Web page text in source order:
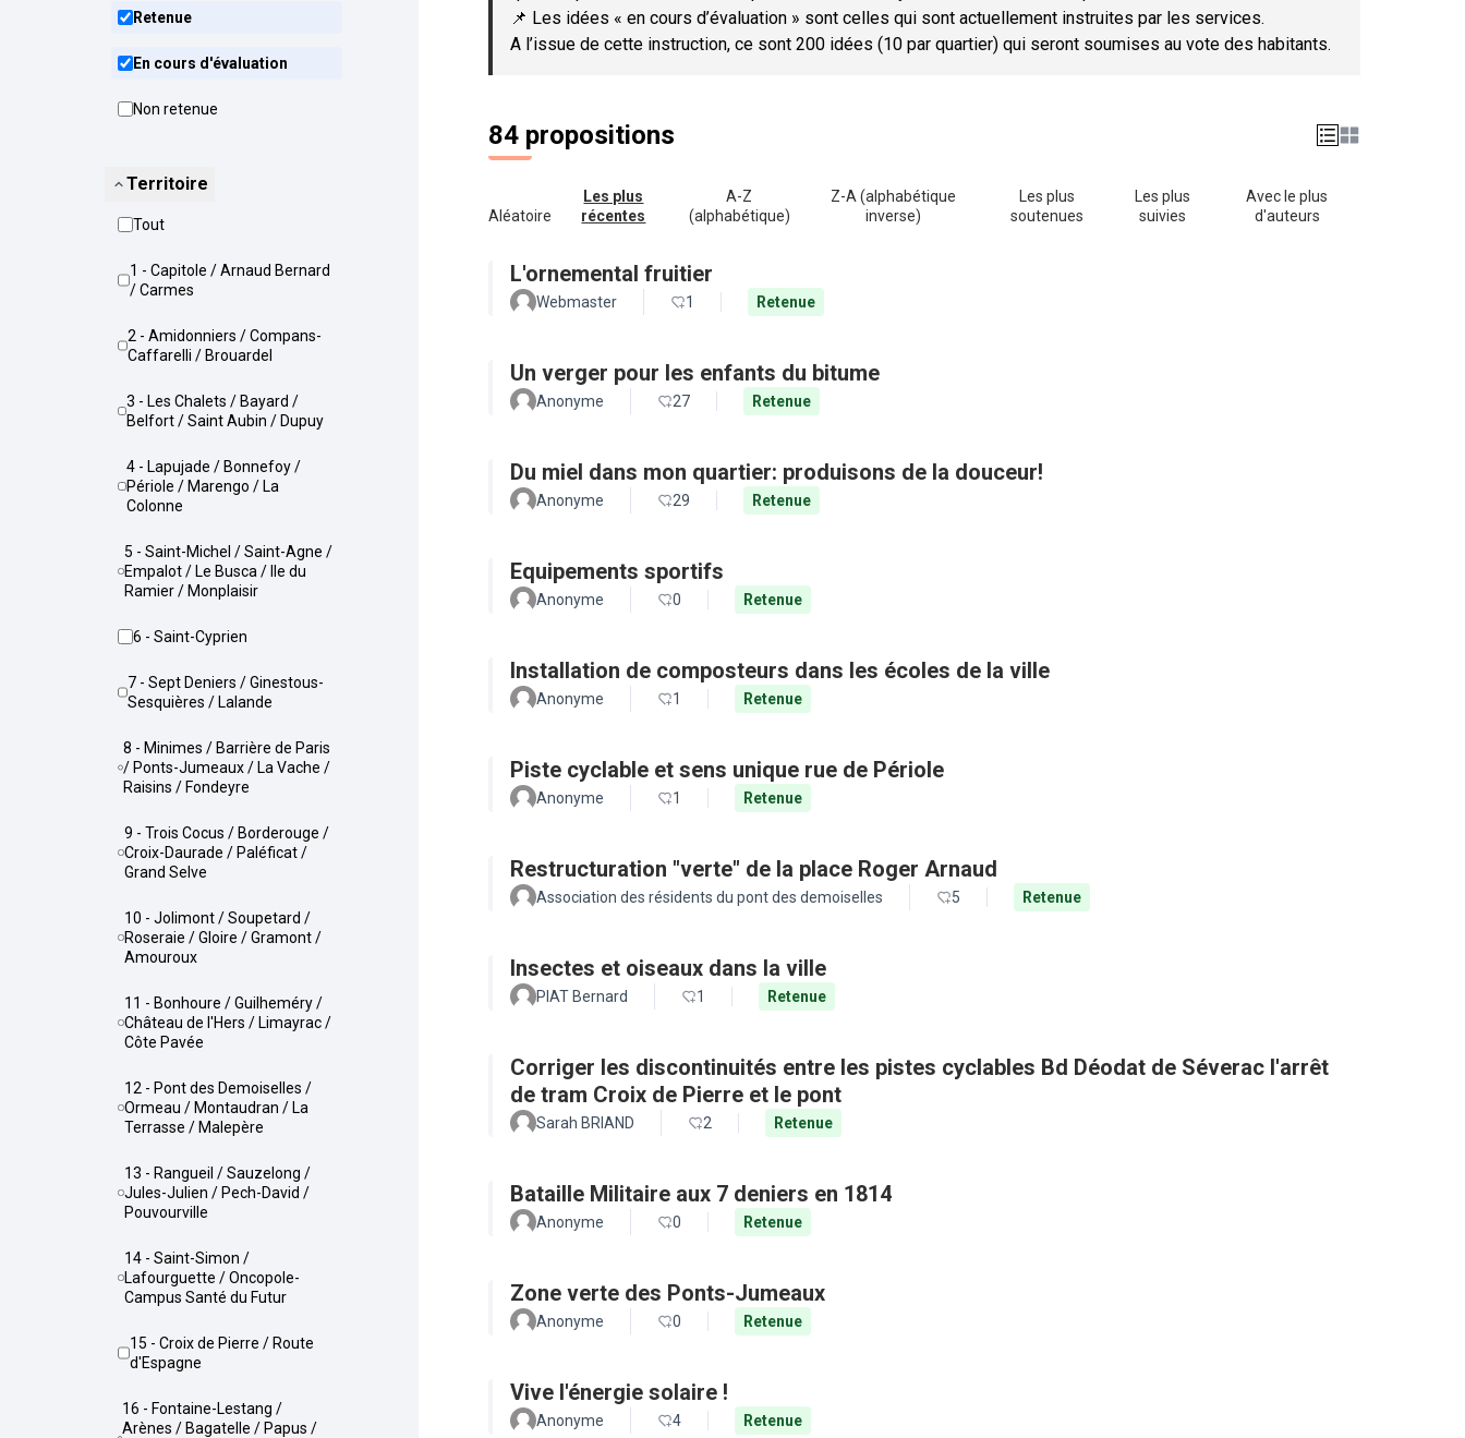
Retenue
En cours d'évaluation
Non retenue
Territoire
Tout
1 - Capitole / Arnaud Bernard
/ Carmes
2 - Amidonniers / Compans-
Caffarelli / Brouardel
3 - Les Chalets / Bayard /
Belfort / Saint Aubin / Dupuy
4 - Lapujade / Bonnefoy /
Périole / Marengo / La
Colonne
5 - Saint-Michel / Saint-Agne /
Empalot / Le Busca / Ile du
Ramier / Monplaisir
6 - Saint-Cyprien
7 - Sept Deniers / Ginestous-
Sesquières / Lalande
8 - Minimes / Barrière de Paris
/ Ponts-Jumeaux / La Vache /
Raisins / Fondeyre
9 - Trois Cocus / Borderouge /
Croix-Daurade / Paléficat /
Grand Selve
10 - Jolimont / Soupetard /
Roseraie / Gloire / Gramont /
Amouroux
11 - Bonhoure / Guilheméry /
Château de l'Hers / Limayrac /
Côte Pavée
12 - Pont des Demoiselles /
Ormeau / Montaudran / La
Terrasse / Malepère
13 - Rangueil / Sauzelong /
Jules-Julien / Pech-David /
Pouvourville
14 - Saint-Simon /
Lafourguette / Oncopole-
Campus Santé du Futur
15 - Croix de Pierre / Route
d'Espagne
16 - Fontaine-Lestang /
Arènes / Bagatelle / Papus /
📌 Les idées « en cours d’évaluation » sont celles qui sont actuellement instruites par les services.
A l’issue de cette instruction, ce sont 200 idées (10 par quartier) qui seront soumises au vote des habitants.
84 propositions
Aléatoire
Les plus
récentes
A-Z
(alphabétique)
Z-A (alphabétique
inverse)
Les plus
soutenues
Les plus
suivies
Avec le plus
d'auteurs
L'ornemental fruitier
Webmaster 1 Retenue
Un verger pour les enfants du bitume
Anonyme 27 Retenue
Du miel dans mon quartier: produisons de la douceur!
Anonyme 29 Retenue
Equipements sportifs
Anonyme 0 Retenue
Installation de composteurs dans les écoles de la ville
Anonyme 1 Retenue
Piste cyclable et sens unique rue de Périole
Anonyme 1 Retenue
Restructuration "verte" de la place Roger Arnaud
Association des résidents du pont des demoiselles 5 Retenue
Insectes et oiseaux dans la ville
PIAT Bernard 1 Retenue
Corriger les discontinuités entre les pistes cyclables Bd Déodat de Séverac l'arrêt
de tram Croix de Pierre et le pont
Sarah BRIAND 2 Retenue
Bataille Militaire aux 7 deniers en 1814
Anonyme 0 Retenue
Zone verte des Ponts-Jumeaux
Anonyme 0 Retenue
Vive l'énergie solaire !
Anonyme 4 Retenue